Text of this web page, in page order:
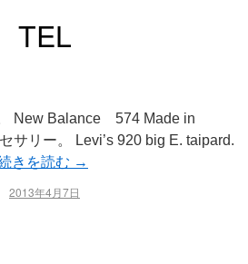
TEL
New Balance 574 Made in
リー。 Levi’s 920 big E. taipard.
きを読む →
2013年4月7日